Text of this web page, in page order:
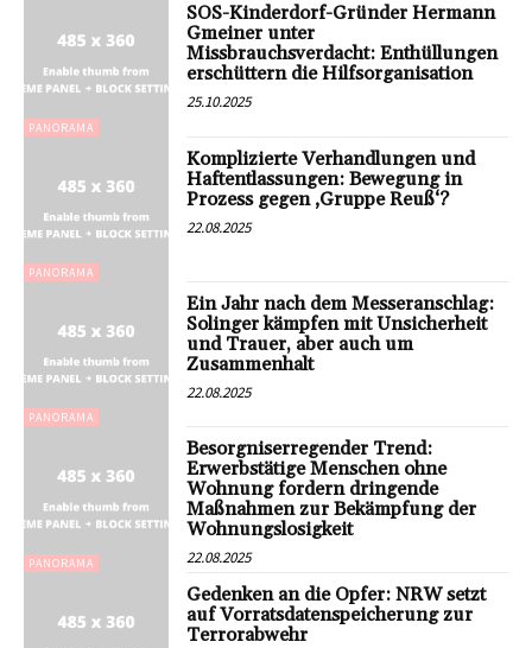
PANORAMA
SOS-Kinderdorf-Gründer Hermann
Gmeiner unter
Missbrauchsverdacht: Enthüllungen
erschüttern die Hilfsorganisation
25.10.2025
PANORAMA
Komplizierte Verhandlungen und
Haftentlassungen: Bewegung in
Prozess gegen ‚Gruppe Reuß‘?
22.08.2025
PANORAMA
Ein Jahr nach dem Messeranschlag:
Solinger kämpfen mit Unsicherheit
und Trauer, aber auch um
Zusammenhalt
22.08.2025
PANORAMA
Besorgniserregender Trend:
Erwerbstätige Menschen ohne
Wohnung fordern dringende
Maßnahmen zur Bekämpfung der
Wohnungslosigkeit
22.08.2025
Gedenken an die Opfer: NRW setzt
auf Vorratsdatenspeicherung zur
Terrorabwehr